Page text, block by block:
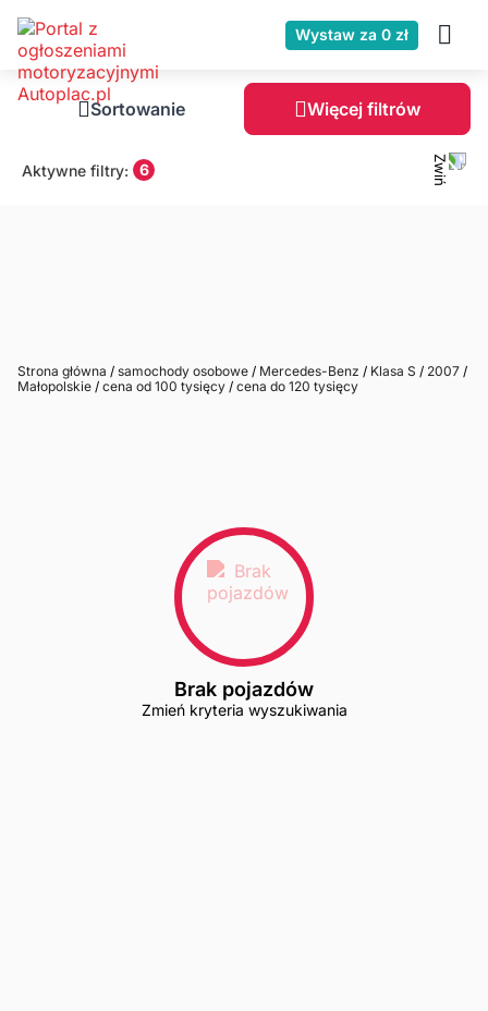
Wystaw za 0 zł
Sortowanie Więcej filtrów
Aktywne filtry: 6
Strona główna / samochody osobowe / Mercedes-Benz / Klasa S / 2007 /
Małopolskie / cena od 100 tysięcy / cena do 120 tysięcy
Brak pojazdów
Zmień kryteria wyszukiwania